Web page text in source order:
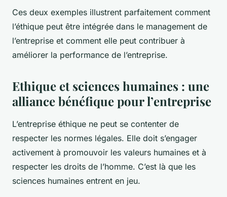
Ces deux exemples illustrent parfaitement comment
l’éthique peut être intégrée dans le management de
l’entreprise et comment elle peut contribuer à
améliorer la performance de l’entreprise.
Ethique et sciences humaines : une
alliance bénéfique pour l’entreprise
L’entreprise éthique ne peut se contenter de
respecter les normes légales. Elle doit s’engager
activement à promouvoir les valeurs humaines et à
respecter les droits de l’homme. C’est là que les
sciences humaines entrent en jeu.